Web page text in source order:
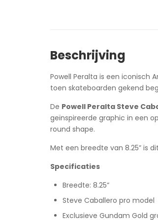
Beschrijving
Powell Peralta is een iconisch
toen skateboarden gekend
De Powell Peralta Steve
geïnspireerde graphic in een
round shape.
Met een breedte van 8.25” is
Specificaties
Breedte: 8.25”
Steve Caballero pro model
Exclusieve Gundam Gold